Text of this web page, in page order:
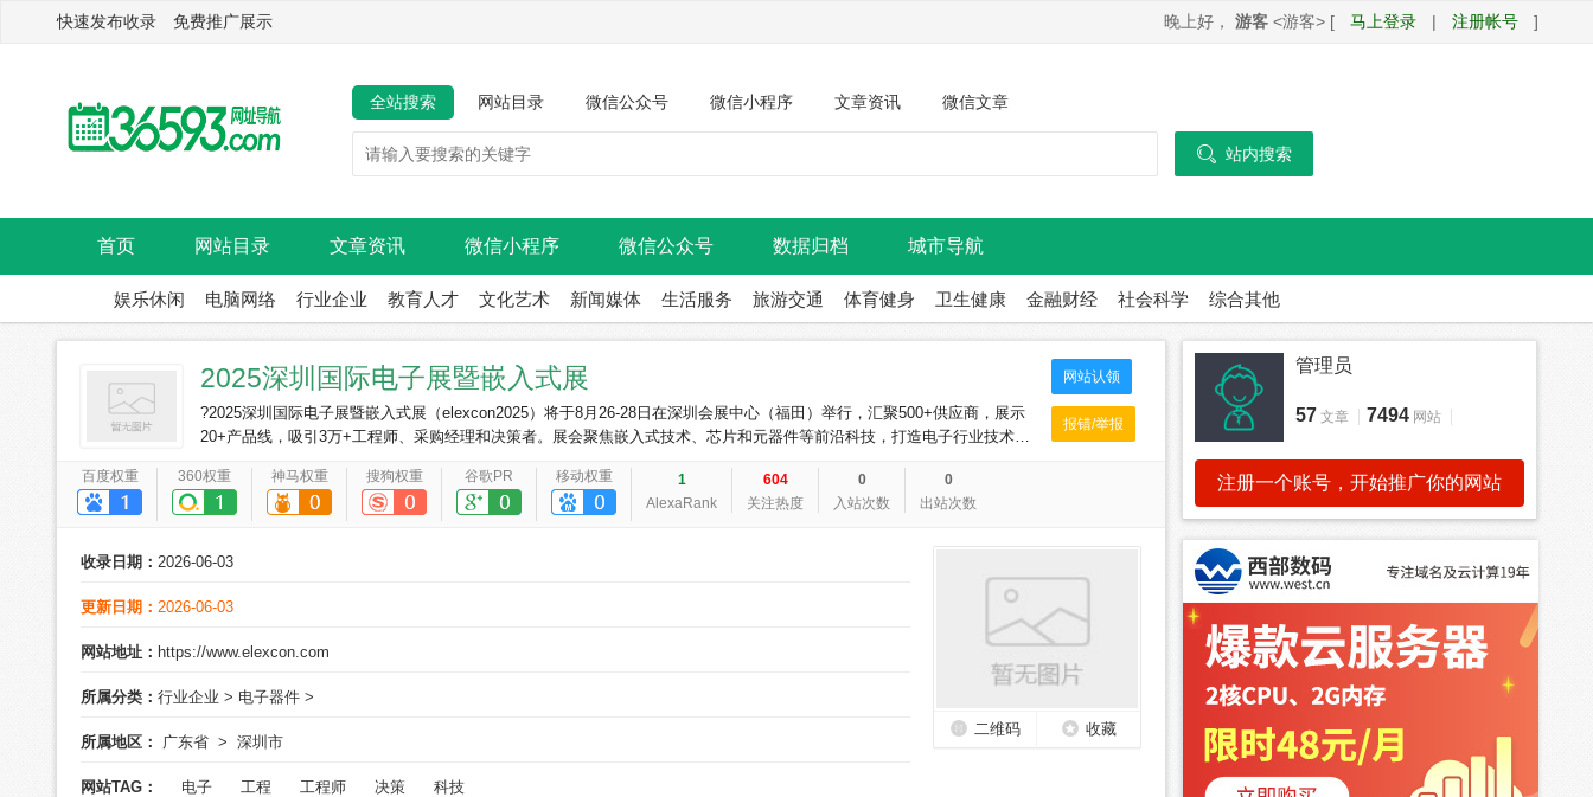
快速发布收录 免费推广展示 晚上好， 游客 <游客> [ 马上登录 | 注册帐号 ]
全站搜索 网站目录 微信公众号 微信小程序 文章资讯 微信文章
 站内搜索
首页 网站目录 文章资讯 微信小程序 微信公众号 数据归档 城市导航
娱乐休闲 电脑网络 行业企业 教育人才 文化艺术 新闻媒体 生活服务 旅游交通 体育健身 卫生健康 金融财经 社会科学 综合其他
‌2025深圳国际电子展暨嵌入式展
?2025深圳国际电子展暨嵌入式展（elexcon2025）将于8月26-28日在深圳会展中心（福田）举行，汇聚500+供应商，展示
20+产品线，吸引3万+工程师、采购经理和决策者。展会聚焦嵌入式技术、芯片和元器件等前沿科技，打造电子行业技术交
网站认领
报错/举报
百度权重 360权重 神马权重 搜狗权重 谷歌PR 移动权重
1
AlexaRank
604
关注热度
0
入站次数
0
出站次数
收录日期： 2026-06-03
更新日期： 2026-06-03
网站地址： https://www.elexcon.com
所属分类： 行业企业 > 电子器件 >
所属地区： 广东省 > 深圳市
网站TAG： 电子 工程 工程师 决策 科技
二维码 收藏
管理员
57 文章 7494 网站
注册一个账号，开始推广你的网站